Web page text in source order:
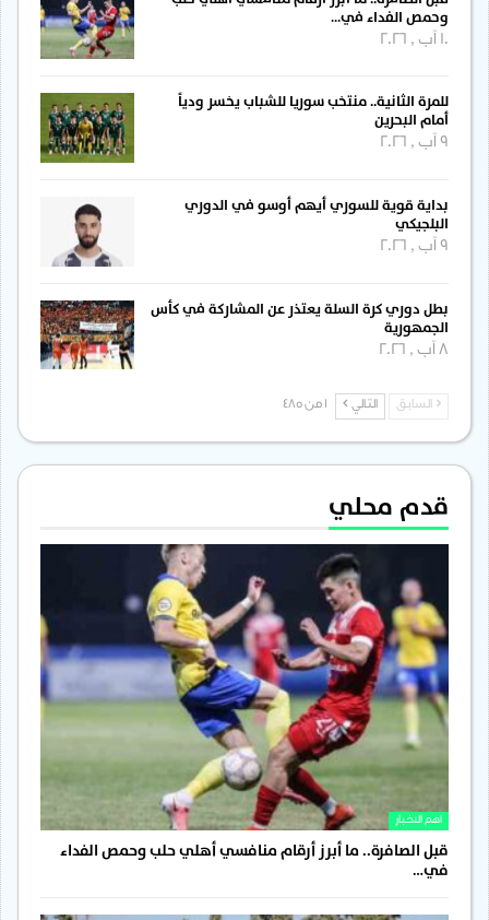
وحمص الفداء في…
للمرة الثانية.. منتخب سوريا للشباب يخسر ودياً
أمام البحرين
بداية قوية للسوري أيهم أوسو في الدوري
البلجيكي
بطل دوري كرة السلة يعتذر عن المشاركة في كأس
الجمهورية
السابق التالي
قدم محلي
اهم الاخبار
قبل الصافرة.. ما أبرز أرقام منافسي أهلي حلب وحمص الفداء
في…